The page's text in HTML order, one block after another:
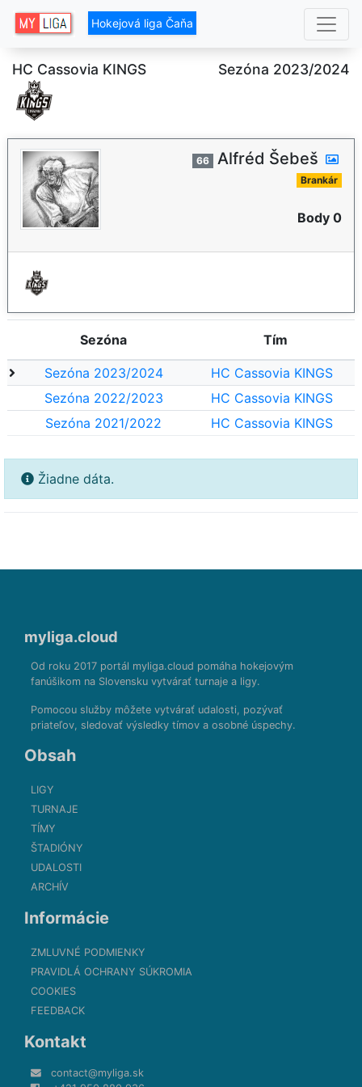
Hokejová liga Čaňa
HC Cassovia KINGS Sezóna 2023/2024
66 Alfréd Šebeš
Brankár
Body 0
Sezóna Tím
Sezóna 2023/2024
HC Cassovia KINGS
Sezóna 2022/2023
HC Cassovia KINGS
Sezóna 2021/2022
HC Cassovia KINGS
Žiadne dáta.
myliga.cloud
Od roku 2017 portál myliga.cloud pomáha hokejovým
fanúšikom na Slovensku vytvárať turnaje a ligy.
Pomocou služby môžete vytvárať udalosti, pozývať
priateľov, sledovať výsledky tímov a osobné úspechy.
Obsah
LIGY
TURNAJE
TÍMY
ŠTADIÓNY
UDALOSTI
ARCHÍV
Informácie
ZMLUVNÉ PODMIENKY
PRAVIDLÁ OCHRANY SÚKROMIA
COOKIES
FEEDBACK
Kontakt
contact@myliga.sk